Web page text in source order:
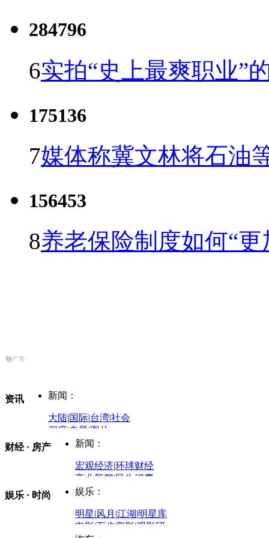
284796
6实拍“史上最爽职业”
175136
7媒体称冀文林将石油
156453
8养老保险制度如何“
资讯 新闻：
大陆|国际|台湾|社会
深度|专题|图片
中国政要资料库
评论：
时事开讲
军事：
财经 · 房产 新闻：
宏观经济|环球财经
商业新闻|民生消费
商业评论|宏观分析
金融观察
娱乐 · 时尚 娱乐：
明星|风月 |江湖|明星库
电影|百步穿影|观影团